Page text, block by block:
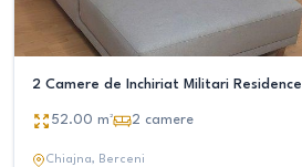
2 Camere de Inchiriat Militari Residence
52.00 m² 2 camere
Chiajna, Berceni